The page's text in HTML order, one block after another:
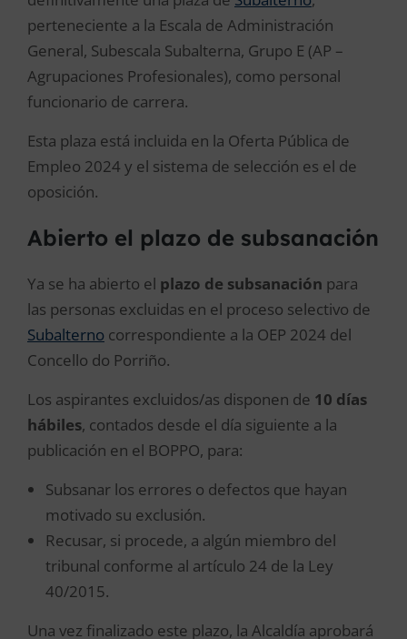
perteneciente a la Escala de Administración
General, Subescala Subalterna, Grupo E (AP –
Agrupaciones Profesionales), como personal
funcionario de carrera.
Esta plaza está incluida en la Oferta Pública de
Empleo 2024 y el sistema de selección es el de
oposición.
Abierto el plazo de subsanación
Ya se ha abierto el plazo de subsanación para
las personas excluidas en el proceso selectivo de
Subalterno correspondiente a la OEP 2024 del
Concello do Porriño.
Los aspirantes excluidos/as disponen de 10 días
hábiles, contados desde el día siguiente a la
publicación en el BOPPO, para:
Subsanar los errores o defectos que hayan
motivado su exclusión.
Recusar, si procede, a algún miembro del
tribunal conforme al artículo 24 de la Ley
40/2015.
Una vez finalizado este plazo, la Alcaldía aprobará